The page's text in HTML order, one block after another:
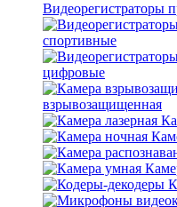
Видеорегистраторы
спортивные
цифровые
взрывозащищенная